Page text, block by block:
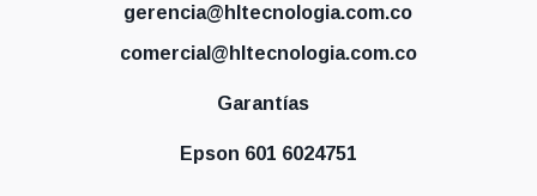
gerencia@hltecnologia.com.co
comercial@hltecnologia.com.co
Garantías
Epson 601 6024751